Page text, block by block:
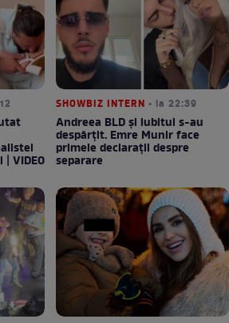
VIDEO
SHOWBIZ INTERN • la 22:39
Andreea BLD și iubitul s-au
despărțit. Emre Munir face
primele declarații despre
separare